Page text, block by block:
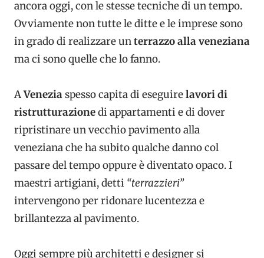
ancora oggi, con le stesse tecniche di un tempo.
Ovviamente non tutte le ditte e le imprese sono
in grado di realizzare unterrazzo alla veneziana
ma ci sono quelle che lo fanno.
AVeneziaspesso capita di eseguirelavori di
ristrutturazionedi appartamenti e di dover
ripristinare un vecchio pavimento alla
veneziana che ha subito qualche danno col
passare del tempo oppure è diventato opaco. I
maestri artigiani, detti “terrazzieri”
intervengono per ridonare lucentezza e
brillantezza al pavimento.
Oggi sempre più architetti e designer si